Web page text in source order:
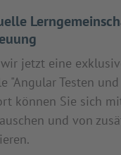
jetzt eine
"Angular Testen
können Sie sich
und von